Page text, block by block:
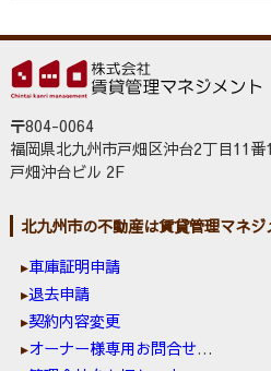
〒804-0064
福岡県北九州市戸畑区沖台2丁目11番
戸畑沖台ビル 2F
北九州市の不動産は賃貸管理マネジ
車庫証明申請
退去申請
契約内容変更
オーナー様専用お問合せ窓口